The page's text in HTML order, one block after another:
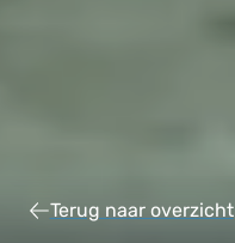
Terug naar overzicht